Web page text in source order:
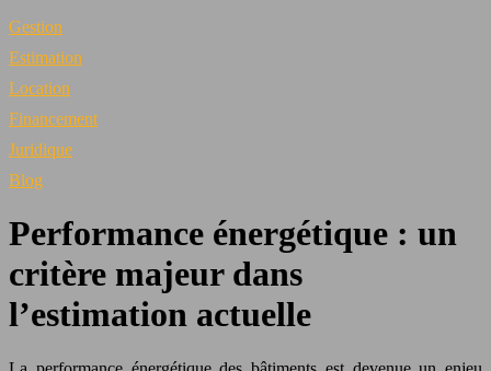
Gestion
Estimation
Location
Financement
Juridique
Blog
Performance énergétique : un
critère majeur dans
l’estimation actuelle